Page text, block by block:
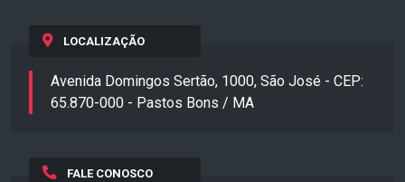
LOCALIZAÇÃO
Avenida Domingos Sertão, 1000, São José - CEP:
65.870-000 - Pastos Bons / MA
FALE CONOSCO